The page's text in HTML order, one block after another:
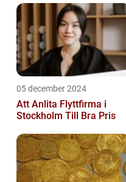
05 december 2024
Att Anlita Flyttfirma i
Stockholm Till Bra Pris